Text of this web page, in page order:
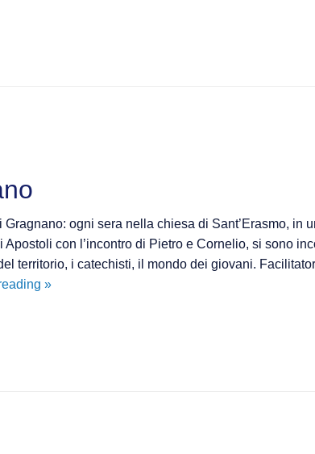
ogni sera nella chiesa di Sant’Erasmo, in
con l’incontro di Pietro e Cornelio, si sono
territorio, i catechisti, il mondo dei giovani.
Il
»